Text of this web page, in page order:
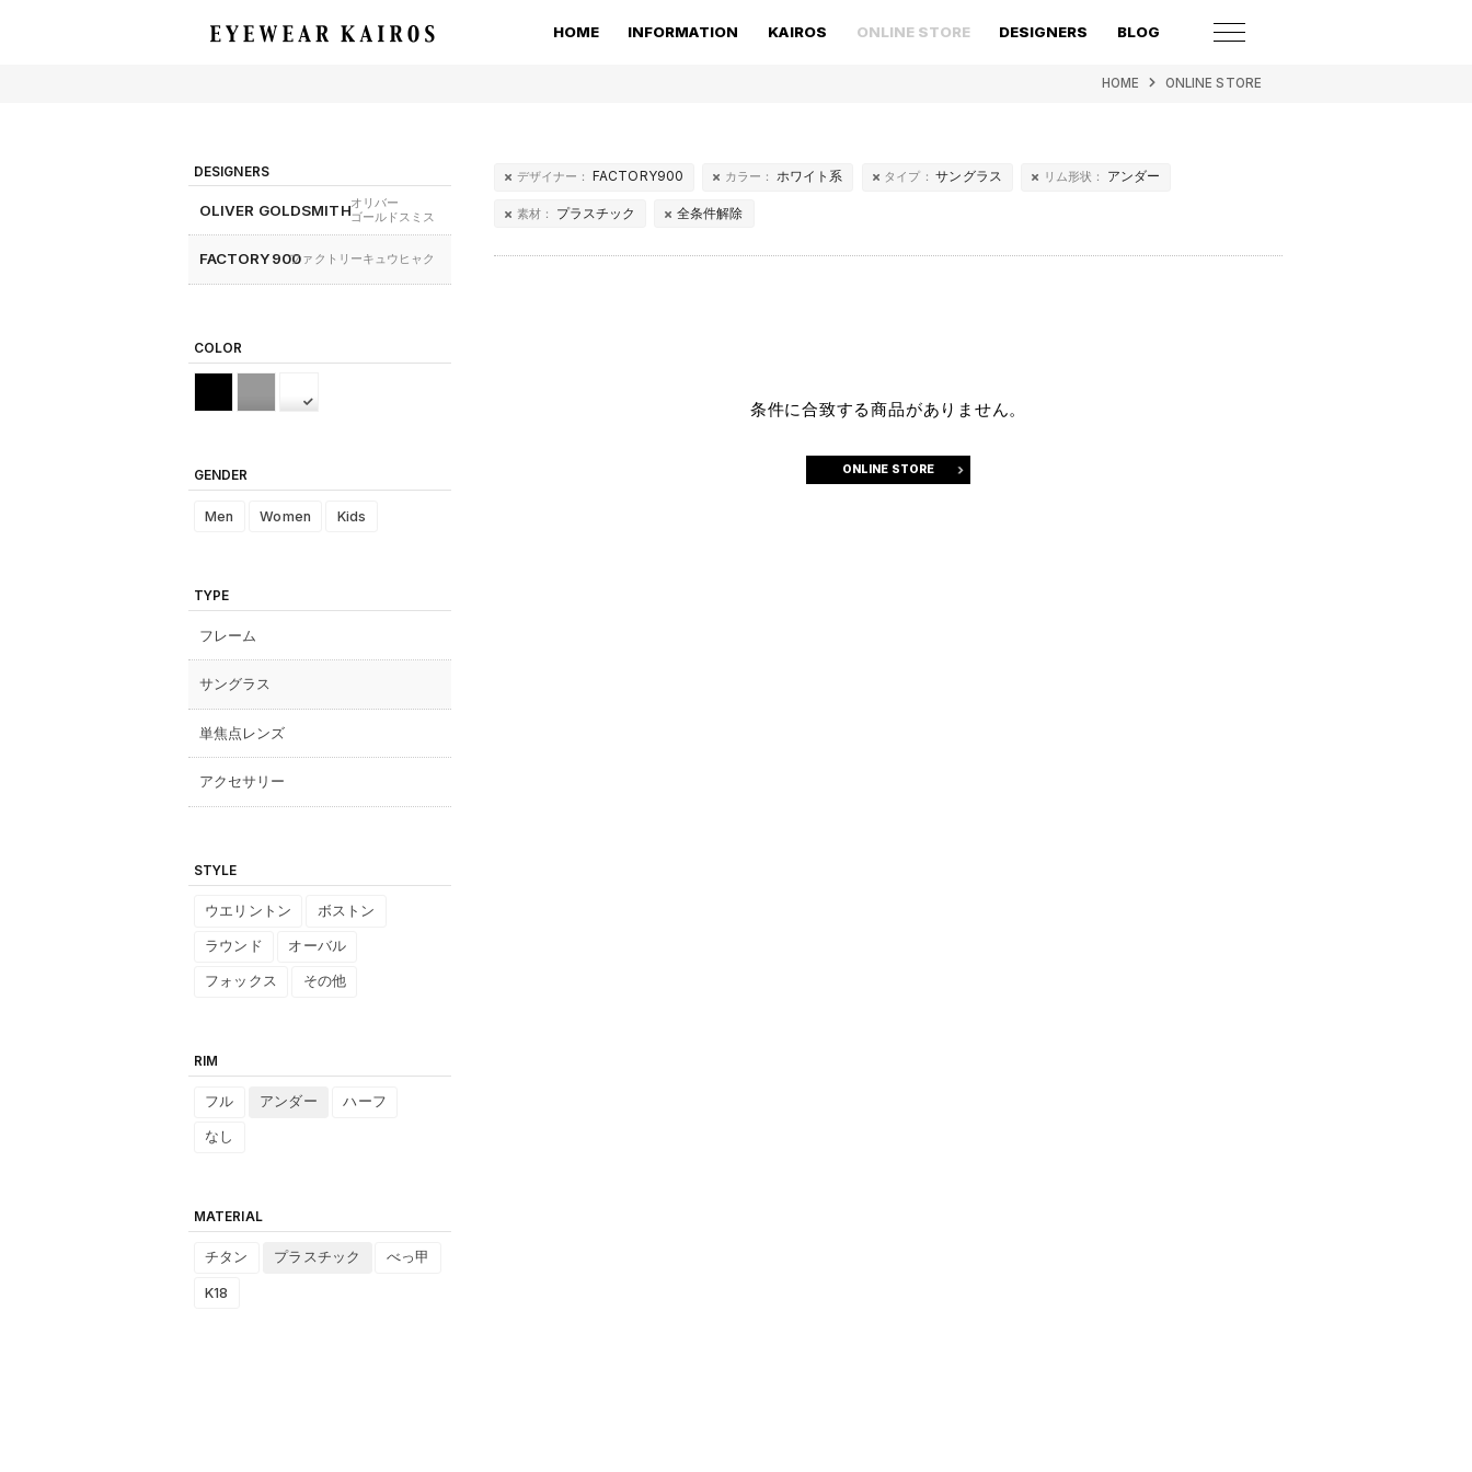
HOME INFORMATION KAIROS ONLINE STORE DESIGNERS BLOG
HOME ONLINE STORE
デザイナー： FACTORY900 カラー： ホワイト系 タイプ： サングラス リム形状： アンダー
素材： プラスチック 全条件解除
条件に合致する商品がありません。
ONLINE STORE
DESIGNERS
OLIVER GOLDSMITHオリバー
ゴールドスミス
FACTORY900ファクトリーキュウヒャク
COLOR
GENDER
Men Women Kids
TYPE
フレーム
サングラス
単焦点レンズ
アクセサリー
STYLE
ウエリントン ボストン
ラウンド オーバル
フォックス その他
RIM
フル アンダー ハーフ
なし
MATERIAL
チタン プラスチック べっ甲
K18